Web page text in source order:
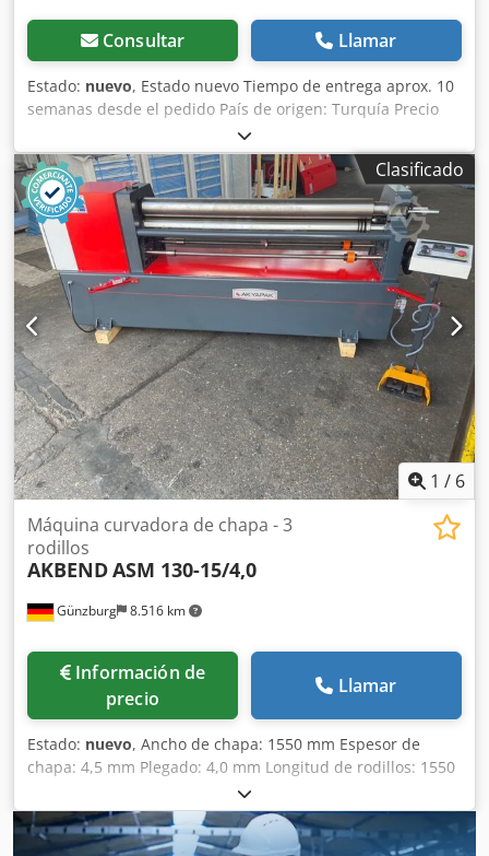
Consultar Llamar
Estado: nuevo, Estado nuevo Tiempo de entrega aprox. 10
semanas desde el pedido País de origen: Turquía Precio
4900 € Tarifa de arrendamiento 109,71 € Longitud de
curvatura 1050 mm Máx. Capacidad de flexión - acero
estructural 3 mm Máx. Espesor de chapa con flexión -
acero estructural 2 mm Diámetro del rodillo superior 90
mm Longitud 2080 mm Ancho 700 mm Altura 1250 mm
Peso 410 kg Csdpfx Acowirv Nj Ujha 3 carretes Disposición
asimétrica de rodillos 2 rodillos accionados mediante
manivela Ajuste del rodillo trasero con volante Ranuras de
inserción de alambre en los rodillos inferiores y traseros
Rodillo superior abatible Dispositivo de laminación cónica
Instrucciones de uso en ALEMÁN
Clasificado
1 / 6
Günzburg 8.516 km
Máquina curvadora de chapa - 3
rodillos
AKBENDASM 130-15/4,0
Información de
precio
Llamar
Estado: nuevo, Ancho de chapa: 1550 mm Espesor de
chapa: 4,5 mm Plegado: 4,0 mm Longitud de rodillos: 1550
mm Diámetro mínimo: 190 mm Diámetro de rodillo
superior: 130 mm Peso: 1265 kg Dimensiones:
2670x1110x1050 mm Equipamiento: Cjdpfx Aoyvvrhec